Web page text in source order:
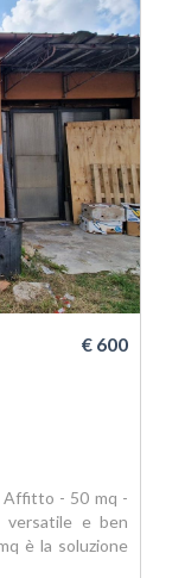
€ 600
Affitto - 50 mq -
versatile e ben
è la soluzione